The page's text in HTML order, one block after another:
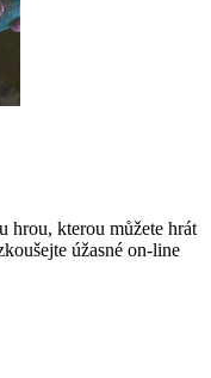
hrou, kterou můžete hrát
úžasné on-line